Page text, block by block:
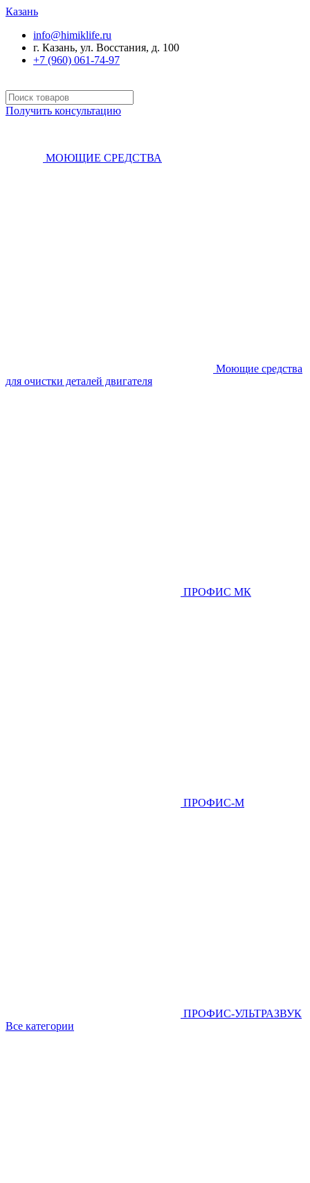
Казань
info@himiklife.ru
г. Казань, ул. Восстания, д. 100
+7 (960) 061-74-97
Получить консультацию
МОЮЩИЕ СРЕДСТВА
Моющие средства
для очистки деталей двигателя
ПРОФИС МК
ПРОФИС-М
ПРОФИС-УЛЬТРАЗВУК
Все категории